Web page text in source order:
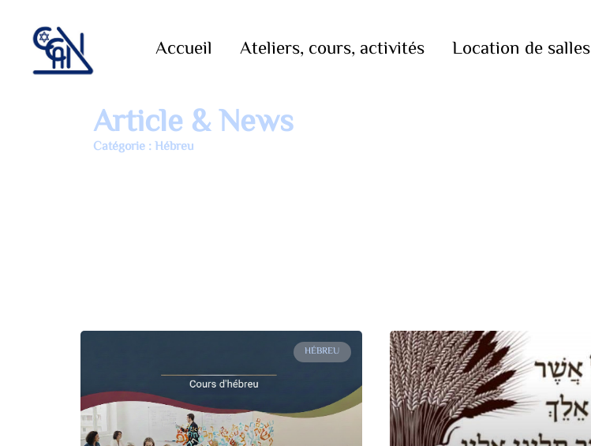
Accueil Ateliers, cours, activités Location de salles
Article & News
Catégorie : Hébreu
HÉBREU